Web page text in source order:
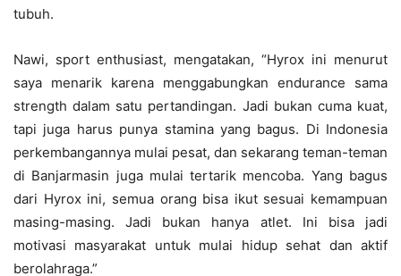
tubuh.
Nawi, sport enthusiast, mengatakan, “Hyrox ini menurut
saya menarik karena menggabungkan endurance sama
strength dalam satu pertandingan. Jadi bukan cuma kuat,
tapi juga harus punya stamina yang bagus. Di Indonesia
perkembangannya mulai pesat, dan sekarang teman-teman
di Banjarmasin juga mulai tertarik mencoba. Yang bagus
dari Hyrox ini, semua orang bisa ikut sesuai kemampuan
masing-masing. Jadi bukan hanya atlet. Ini bisa jadi
motivasi masyarakat untuk mulai hidup sehat dan aktif
berolahraga.”